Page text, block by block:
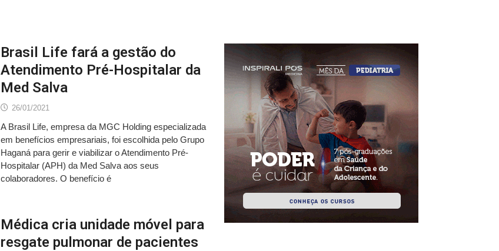
Brasil Life fará a gestão do
Atendimento Pré-Hospitalar da
Med Salva
26/01/2021
A Brasil Life, empresa da MGC Holding especializada
em benefícios empresariais, foi escolhida pelo Grupo
Haganá para gerir e viabilizar o Atendimento Pré-
Hospitalar (APH) da Med Salva aos seus
colaboradores. O benefício é
Médica cria unidade móvel para
resgate pulmonar de pacientes